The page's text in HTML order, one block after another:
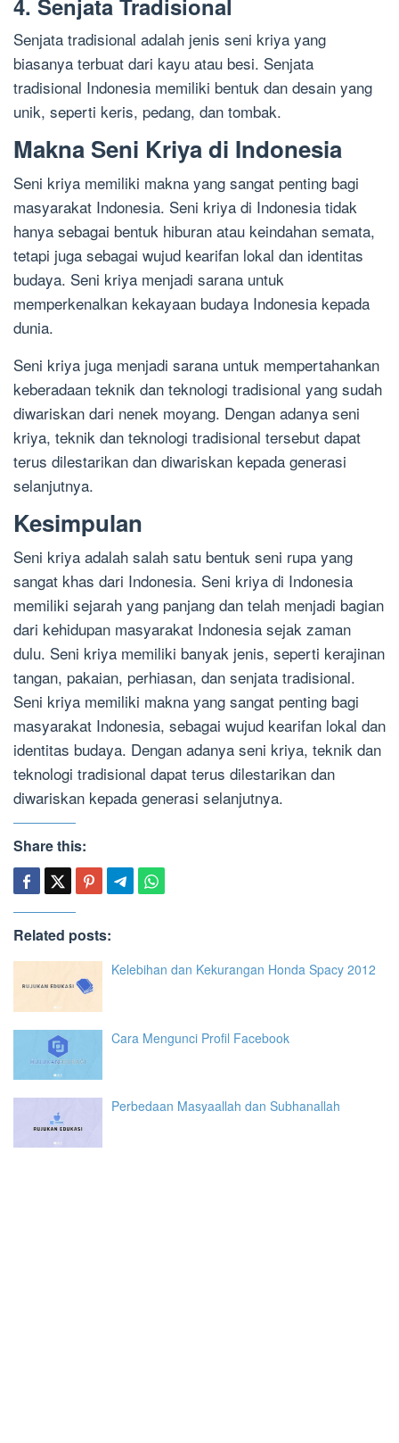
4. Senjata Tradisional
Senjata tradisional adalah jenis seni kriya yang
biasanya terbuat dari kayu atau besi. Senjata
tradisional Indonesia memiliki bentuk dan desain yang
unik, seperti keris, pedang, dan tombak.
Makna Seni Kriya di Indonesia
Seni kriya memiliki makna yang sangat penting bagi
masyarakat Indonesia. Seni kriya di Indonesia tidak
hanya sebagai bentuk hiburan atau keindahan semata,
tetapi juga sebagai wujud kearifan lokal dan identitas
budaya. Seni kriya menjadi sarana untuk
memperkenalkan kekayaan budaya Indonesia kepada
dunia.
Seni kriya juga menjadi sarana untuk mempertahankan
keberadaan teknik dan teknologi tradisional yang sudah
diwariskan dari nenek moyang. Dengan adanya seni
kriya, teknik dan teknologi tradisional tersebut dapat
terus dilestarikan dan diwariskan kepada generasi
selanjutnya.
Kesimpulan
Seni kriya adalah salah satu bentuk seni rupa yang
sangat khas dari Indonesia. Seni kriya di Indonesia
memiliki sejarah yang panjang dan telah menjadi bagian
dari kehidupan masyarakat Indonesia sejak zaman
dulu. Seni kriya memiliki banyak jenis, seperti kerajinan
tangan, pakaian, perhiasan, dan senjata tradisional.
Seni kriya memiliki makna yang sangat penting bagi
masyarakat Indonesia, sebagai wujud kearifan lokal dan
identitas budaya. Dengan adanya seni kriya, teknik dan
teknologi tradisional dapat terus dilestarikan dan
diwariskan kepada generasi selanjutnya.
Share this:
Related posts:
Kelebihan dan Kekurangan Honda Spacy 2012
Cara Mengunci Profil Facebook
Perbedaan Masyaallah dan Subhanallah